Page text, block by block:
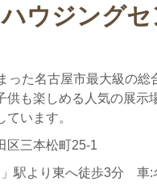
ウジング
った名古屋市最大級の
供も楽しめる人気の展
います。
区三本松町25-1
駅より東へ徒歩3分 車: